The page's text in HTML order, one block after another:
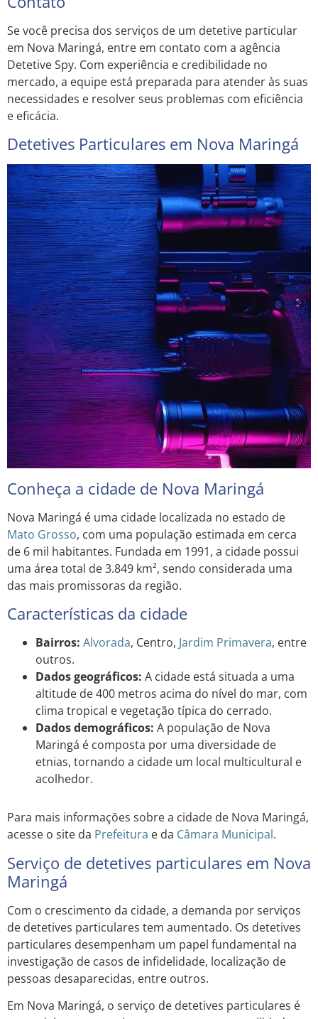
Se você precisa dos serviços de um detetive particular
em Nova Maringá, entre em contato com a agência
Detetive Spy. Com experiência e credibilidade no
mercado, a equipe está preparada para atender às suas
necessidades e resolver seus problemas com eficiência
e eficácia.
Detetives Particulares em Nova Maringá
Conheça a cidade de Nova Maringá
Nova Maringá é uma cidade localizada no estado de
Mato Grosso, com uma população estimada em cerca
de 6 mil habitantes. Fundada em 1991, a cidade possui
uma área total de 3.849 km², sendo considerada uma
das mais promissoras da região.
Características da cidade
Bairros: Alvorada, Centro, Jardim Primavera, entre
outros.
Dados geográficos: A cidade está situada a uma
altitude de 400 metros acima do nível do mar, com
clima tropical e vegetação típica do cerrado.
Dados demográficos: A população de Nova
Maringá é composta por uma diversidade de
etnias, tornando a cidade um local multicultural e
acolhedor.
Para mais informações sobre a cidade de Nova Maringá,
acesse o site da Prefeitura e da Câmara Municipal.
Serviço de detetives particulares em Nova
Maringá
Com o crescimento da cidade, a demanda por serviços
de detetives particulares tem aumentado. Os detetives
particulares desempenham um papel fundamental na
investigação de casos de infidelidade, localização de
pessoas desaparecidas, entre outros.
Em Nova Maringá, o serviço de detetives particulares é